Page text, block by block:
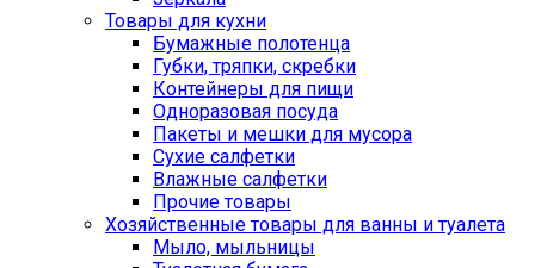
Товары для кухни
Бумажные полотенца
Губки, тряпки, скребки
Контейнеры для пищи
Одноразовая посуда
Пакеты и мешки для мусора
Сухие салфетки
Влажные салфетки
Прочие товары
Хозяйственные товары для ванны и туалета
Мыло, мыльницы